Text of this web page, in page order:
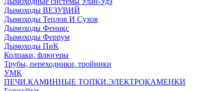
Дымоходы ВЕЗУВИЙ
Дымоходы Теплов И Сухов
Дымоходы Феникс
Дымоходы Феррум
Дымоходы ПиК
Колпаки, флюгеры
Трубы, переходники, тройники
УМК
ПЕЧИ.КАМИННЫЕ ТОПКИ.ЭЛЕКТРОКАМЕНКИ